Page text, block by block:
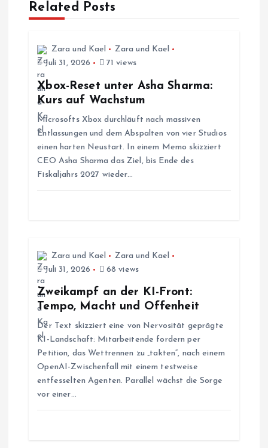
aRelated Posts
Zara und Kael
Zara und Kael
Juli 31, 2026
71 views
Xbox-Reset unter Asha Sharma:
Kurs auf Wachstum
Microsofts Xbox durchläuft nach massiven
Entlassungen und dem Abspalten von vier Studios
einen harten Neustart. In einem Memo skizziert
CEO Asha Sharma das Ziel, bis Ende des
Fiskaljahrs 2027 wieder…
Zara und Kael
Zara und Kael
Juli 31, 2026
68 views
Zweikampf an der KI-Front:
Tempo, Macht und Offenheit
Der Text skizziert eine von Nervosität geprägte
KI-Landschaft: Mitarbeitende fordern per
Petition, das Wettrennen zu „takten“, nach einem
OpenAI-Zwischenfall mit einem testweise
entfesselten Agenten. Parallel wächst die Sorge
vor einer…